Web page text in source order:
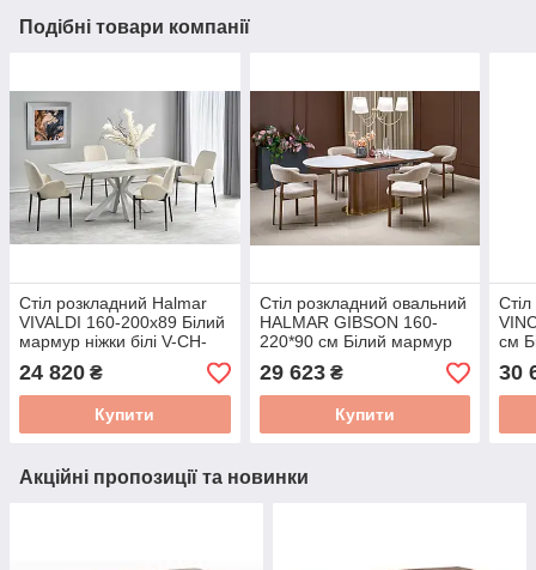
Подібні товари компанії
Стіл розкладний Halmar
VIVALDI 160-200х89 Білий
мармур ніжки білі V-CH-
VIVALDI-ST
24 820 ₴
Купити
Стіл розкладний овальний
HALMAR GIBSON 160-
220*90 см Білий мармур
ніжка горіх V-CH-GIBSON-
ST-BIAŁY/ORZECHOWY
29 623₴
Купити
см
30
Акційні пропозиції та новинки